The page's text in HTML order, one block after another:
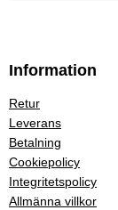
Information
Retur
Leverans
Betalning
Cookiepolicy
Integritetspolicy
Allmänna villkor